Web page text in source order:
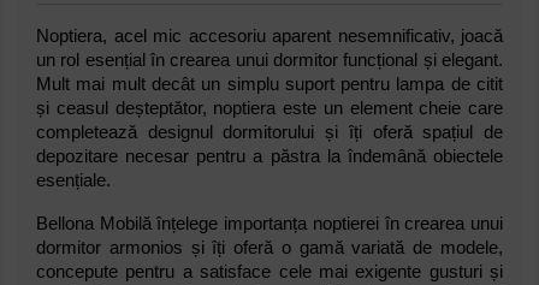
Noptiera, acel mic accesoriu aparent nesemnificativ, joacă
un rol esențial în crearea unui dormitor funcțional și elegant.
Mult mai mult decât un simplu suport pentru lampa de citit
și ceasul deșteptător, noptiera este un element cheie care
completează designul dormitorului și îți oferă spațiul de
depozitare necesar pentru a păstra la îndemână obiectele
esențiale.
Bellona Mobilă înțelege importanța noptierei în crearea unui
dormitor armonios și îți oferă o gamă variată de modele,
concepute pentru a satisface cele mai exigente gusturi și